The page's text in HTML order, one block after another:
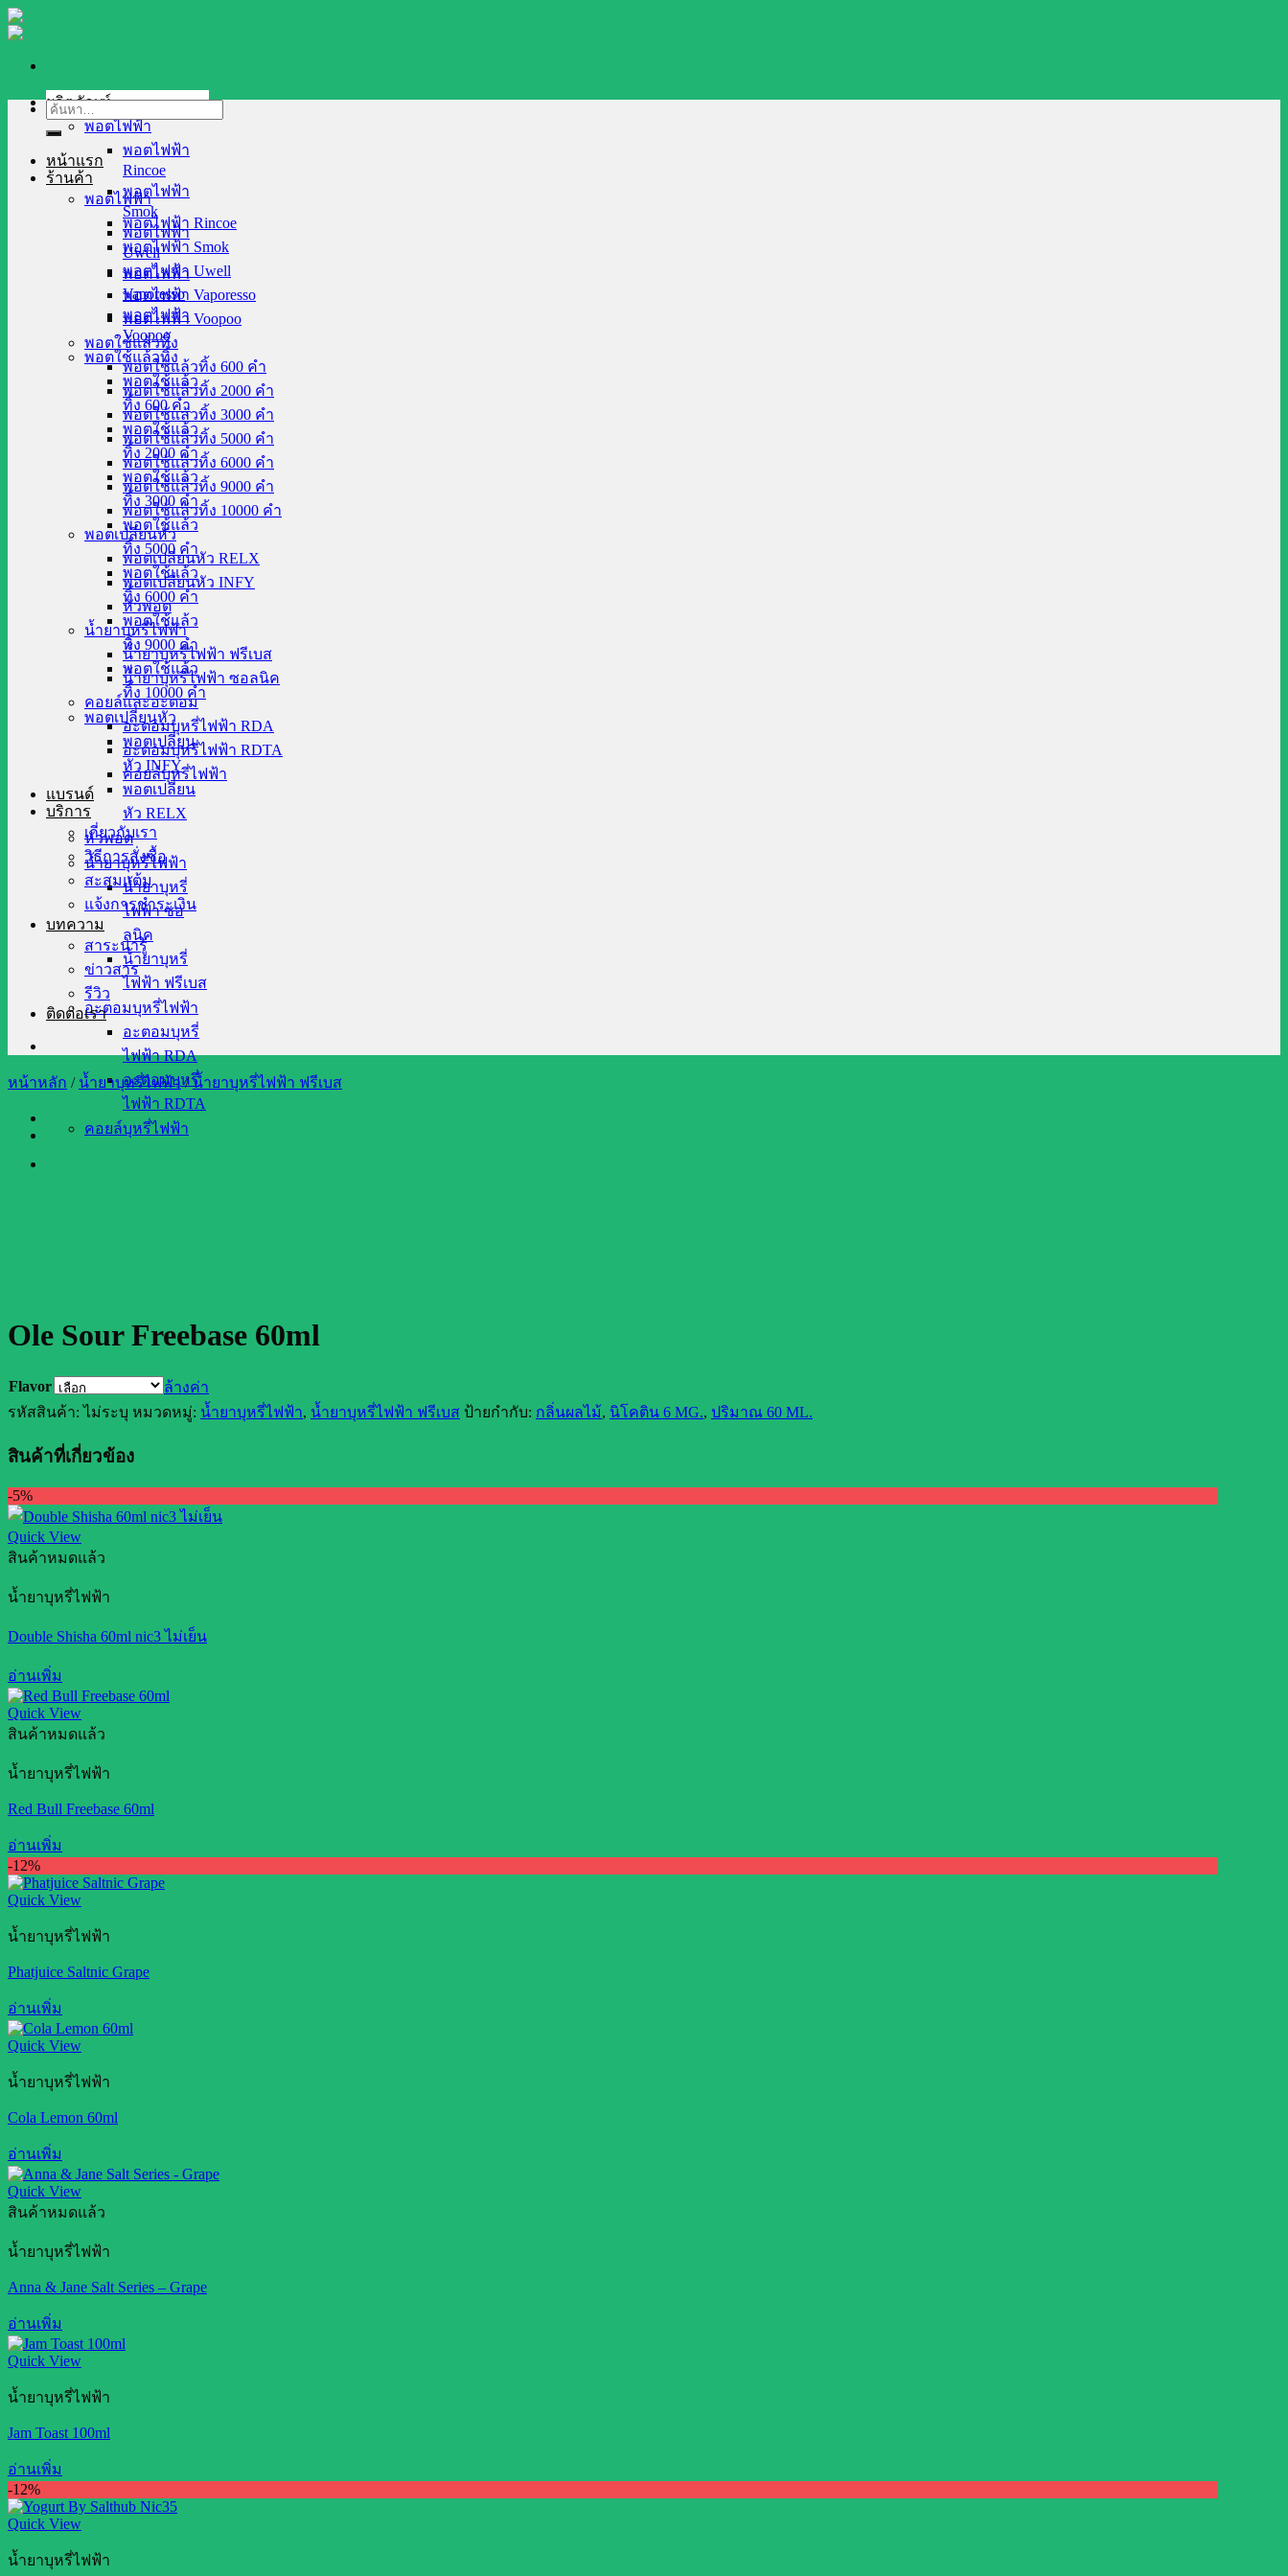
Skip
to
ผลิตภัณฑ์
พอตไฟฟ้า
พอตไฟฟ้า
Rincoe
พอตไฟฟ้า
Smok
พอตไฟฟ้า
Uwell
พอตไฟฟ้า
Vaporesso
พอตไฟฟ้า
Voopoo
พอตใช้แล้วทิ้ง
พอตใช้แล้ว
ทิ้ง 600 คำ
พอตใช้แล้ว
ทิ้ง 2000 คำ
พอตใช้แล้ว
ทิ้ง 3000 คำ
พอตใช้แล้ว
ทิ้ง 5000 คำ
พอตใช้แล้ว
ทิ้ง 6000 คำ
พอตใช้แล้ว
ทิ้ง 9000 คำ
พอตใช้แล้ว
ทิ้ง 10000 คำ
พอตเปลี่ยนหัว
พอตเปลี่ยน
หัว INFY
พอตเปลี่ยน
หัว RELX
หัวพอต
น้ำยาบุหรี่ไฟฟ้า
น้ำยาบุหรี่
ไฟฟ้า ซอ
ลนิค
น้ำยาบุหรี่
ไฟฟ้า ฟรีเบส
อะตอมบุหรี่ไฟฟ้า
อะตอมบุหรี่
ไฟฟ้า RDA
อะตอมบุหรี่
ไฟฟ้า RDTA
คอยล์บุหรี่ไฟฟ้า
ค้นหา:
หน้าแรก
ร้านค้า
พอตไฟฟ้า
พอตไฟฟ้า Rincoe
พอตไฟฟ้า Smok
พอตไฟฟ้า Uwell
พอตไฟฟ้า Vaporesso
พอตไฟฟ้า Voopoo
พอตใช้แล้วทิ้ง
พอตใช้แล้วทิ้ง 600 คำ
พอตใช้แล้วทิ้ง 2000 คำ
พอตใช้แล้วทิ้ง 3000 คำ
พอตใช้แล้วทิ้ง 5000 คำ
พอตใช้แล้วทิ้ง 6000 คำ
พอตใช้แล้วทิ้ง 9000 คำ
พอตใช้แล้วทิ้ง 10000 คำ
พอตเปลี่ยนหัว
พอตเปลี่ยนหัว RELX
พอตเปลี่ยนหัว INFY
หัวพอต
น้ำยาบุหรี่ไฟฟ้า
น้ำยาบุหรี่ไฟฟ้า ฟรีเบส
น้ำยาบุหรี่ไฟฟ้า ซอลนิค
คอยล์และอะตอม
อะตอมบุหรี่ไฟฟ้า RDA
อะตอมบุหรี่ไฟฟ้า RDTA
คอยล์บุหรี่ไฟฟ้า
แบรนด์
บริการ
เกี่ยวกับเรา
วิธีการสั่งซื้อ
สะสมแต้ม
แจ้งการชำระเงิน
บทความ
สาระน่ารู้
ข่าวสาร
รีวิว
ติดต่อเรา
หน้าหลัก / น้ำยาบุหรี่ไฟฟ้า / น้ำยาบุหรี่ไฟฟ้า ฟรีเบส
Ole Sour Freebase 60ml
Flavor
ล้างค่า
รหัสสินค้า:ไม่ระบุ หมวดหมู่: น้ำยาบุหรี่ไฟฟ้า, น้ำยาบุหรี่ไฟฟ้า ฟรีเบส ป้ายกำกับ: กลิ่นผลไม้, นิโคติน 6 MG., ปริมาณ 60 ML.
สินค้าที่เกี่ยวข้อง
-5%
Quick View
สินค้าหมดแล้ว
น้ำยาบุหรี่ไฟฟ้า
Double Shisha 60ml nic3 ไม่เย็น
อ่านเพิ่ม
Quick View
สินค้าหมดแล้ว
น้ำยาบุหรี่ไฟฟ้า
Red Bull Freebase 60ml
อ่านเพิ่ม
-12%
Quick View
น้ำยาบุหรี่ไฟฟ้า
Phatjuice Saltnic Grape
อ่านเพิ่ม
Quick View
น้ำยาบุหรี่ไฟฟ้า
Cola Lemon 60ml
อ่านเพิ่ม
Quick View
สินค้าหมดแล้ว
น้ำยาบุหรี่ไฟฟ้า
Anna & Jane Salt Series – Grape
อ่านเพิ่ม
Quick View
น้ำยาบุหรี่ไฟฟ้า
Jam Toast 100ml
อ่านเพิ่ม
-12%
Quick View
น้ำยาบุหรี่ไฟฟ้า